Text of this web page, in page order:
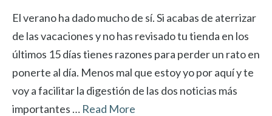
El verano ha dado mucho de sí. Si acabas de aterrizar
de las vacaciones y no has revisado tu tienda en los
últimos 15 días tienes razones para perder un rato en
ponerte al día. Menos mal que estoy yo por aquí y te
voy a facilitar la digestión de las dos noticias más
importantes … Read More